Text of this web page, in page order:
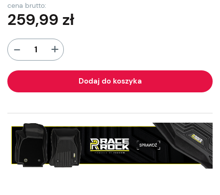
cena brutto:
259,99 zł
- +
Dodaj do koszyka